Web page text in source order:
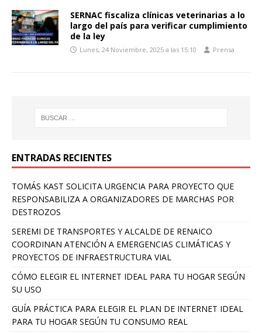
SERNAC fiscaliza clínicas veterinarias a lo
largo del país para verificar cumplimiento
de la ley
Lunes, 24 Noviembre, 2025 a las 15:10 Prensa
ENTRADAS RECIENTES
TOMÁS KAST SOLICITA URGENCIA PARA PROYECTO QUE
RESPONSABILIZA A ORGANIZADORES DE MARCHAS POR
DESTROZOS
SEREMI DE TRANSPORTES Y ALCALDE DE RENAICO
COORDINAN ATENCIÓN A EMERGENCIAS CLIMÁTICAS Y
PROYECTOS DE INFRAESTRUCTURA VIAL
CÓMO ELEGIR EL INTERNET IDEAL PARA TU HOGAR SEGÚN
SU USO
GUÍA PRÁCTICA PARA ELEGIR EL PLAN DE INTERNET IDEAL
PARA TU HOGAR SEGÚN TU CONSUMO REAL